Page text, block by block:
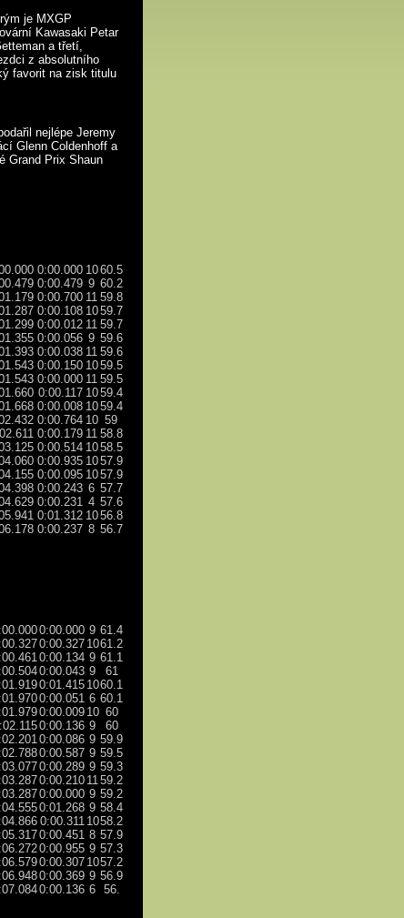
je MXGP
Kawasaki Petar
a třetí,
z absolutního
favorit na zisk titulu
nejlépe Jeremy
Glenn Coldenhoff a
Grand Prix Shaun
0:00.000 1060.5
0:00.479 9 60.2
0:00.700 11 59.8
0:00.108 1059.7
0:00.012 11 59.7
0:00.056 9 59.6
0:00.038 11 59.6
0:00.150 1059.5
0:00.000 11 59.5
0:00.117 1059.4
0:00.008 1059.4
0:00.764 10 59
0:00.179 11 58.8
0:00.514 1058.5
0:00.935 1057.9
0:00.095 1057.9
0:00.243 6 57.7
0:00.231 4 57.6
0:01.312 1056.8
0:00.237 8 56.7
0:00.000 9 61.4
0:00.327 1061.2
0:00.134 9 61.1
0:00.043 9
61
0:01.415 1060.1
0:00.051 6 60.1
0:00.009 10 60
0:00.136 9
60
0:00.086 9 59.9
0:00.587 9 59.5
0:00.289 9 59.3
0:00.210 1159.2
0:00.000 9 59.2
0:01.268 9 58.4
0:00.311 1058.2
0:00.451 8 57.9
0:00.955 9 57.3
0:00.307 1057.2
0:00.369 9 56.9
0:00.136 6 56.